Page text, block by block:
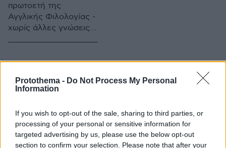
Protothema - Do Not Process My Personal
Information
If you wish to opt-out of the sale, sharing to third parties, or
processing of your personal or sensitive information for
targeted advertising by us, please use the below opt-out
section to confirm your selection. Please note that after your
πρωτοετή της
Αγγλικής Φιλολογίας -
χωρίς άλλες γνώσεις
μπορούσε με
δίχως περιστροφές ,
να απαντήσει σε απλά
έκφραση «Christmas
Handouts» είναι κάτι
σαν τους γιορτινούς
Το δικό μας (ψηφιακό)
Αν ψάξει κανείς στο
διαδίκτυο για το τι
σημαίνει η λέξη
Γκισέμι – μια λέξη από
19.04.2019, 06:52